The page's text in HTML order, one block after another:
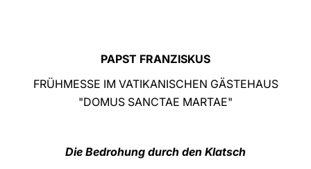
PAPST FRANZISKUS
FRÜHMESSE IM VATIKANISCHEN GÄSTEHAUS
"DOMUS SANCTAE MARTAE"
Die Bedrohung durch den Klatsch